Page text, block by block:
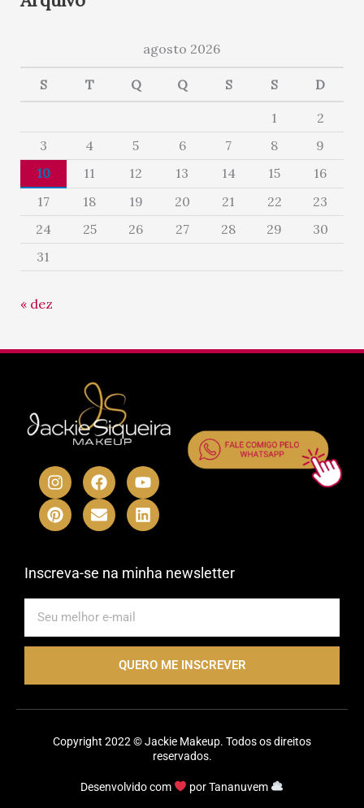
agosto 2026
S T Q Q S S D
1
2
3
4 5 6 7 8
9
10
11 12 13 14 15
16
17
18 19 20 21 22
23
24
25 26 27 28 29
30
31
« dez
I
n
s
t
a
r
m
F
a
c
e
b
o
Y
o
u
t
u
e
P
i
n
t
e
e
t
E
n
v
e
l
p
L
i
n
k
e
i
Inscreva-se na minha newsletter
QUERO ME INSCREVER
Copyright 2022 © Jackie Makeup. Todos os direitos
reservados.
Desenvolvido com porTananuvem